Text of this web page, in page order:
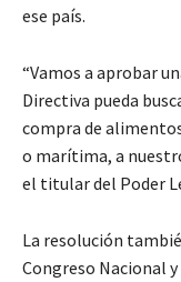
ese país.
“Vamos a aprobar
Directiva pueda
compra de
o marítima, a
el titular del Poder
La resolución
Congreso Nacional